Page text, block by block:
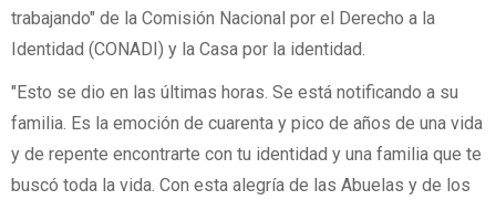
trabajando" de la Comisión Nacional por el Derecho a la
Identidad (CONADI) y la Casa por la identidad.
"Esto se dio en las últimas horas. Se está notificando a su
familia. Es la emoción de cuarenta y pico de años de una vida
y de repente encontrarte con tu identidad y una familia que te
buscó toda la vida. Con esta alegría de las Abuelas y de los